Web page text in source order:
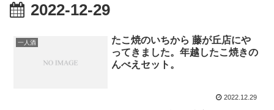
2022-12-29
一人酒
たこ焼のいちから 藤が丘店にや
ってきました。年越したこ焼きの
んべえセット。
2022.12.29